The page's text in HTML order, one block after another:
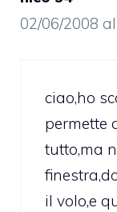
02/06/2008
ciao,ho
permette
tutto,ma
il volo,e